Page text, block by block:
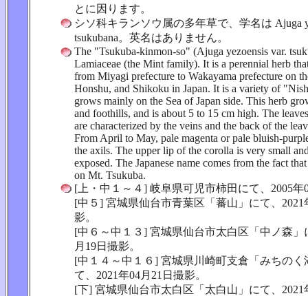
とに因ります。
シソ科キランソウ属の多年草で、学名は Ajuga
tsukubana。英名はありません。
The "Tsukuba-kinmon-so" (Ajuga yezoensis var.
Lamiaceae (the Mint family). It is a perennial herb
from Miyagi prefecture to Wakayama prefecture on
Honshu, and Shikoku in Japan. It is a variety of
grows mainly on the Sea of Japan side. This herb
and foothills, and is about 5 to 15 cm high. The
are characterized by the veins and the back of the
From April to May, pale magenta or pale bluish-
the axils. The upper lip of the corolla is very small
exposed. The Japanese name comes from the fact
on Mt. Tsukuba.
[上・中１～４] 岐阜県可児市柿田にて、2005年
[中５] 宮城県仙台市青葉区「蕃山」にて、2021
影。
[中６～中１３] 宮城県仙台市太白区「中ノ森」
月19日撮影。
[中１４～中１６] 宮城県川崎町支倉「みちのく
て、2021年04月21日撮影。
[下] 宮城県仙台市太白区「太白山」にて、2021